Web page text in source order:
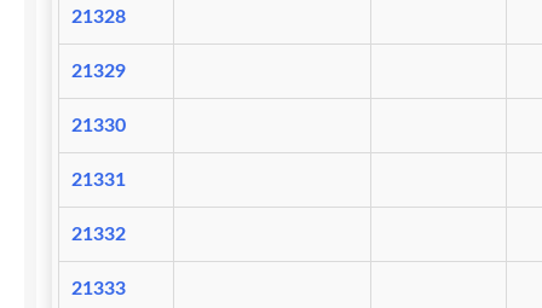
21328
21329
21330
21331
21332
21333